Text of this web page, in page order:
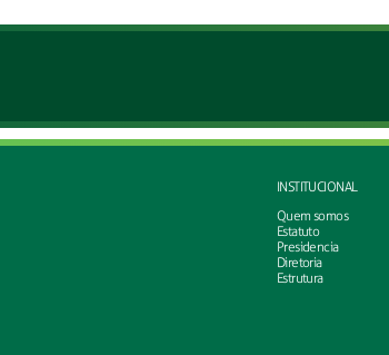
INSTITUCIONAL
Quem somos
Estatuto
Presidencia
Diretoria
Estrutura